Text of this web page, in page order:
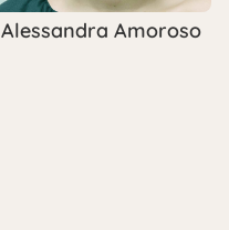
Alessandra Amoroso